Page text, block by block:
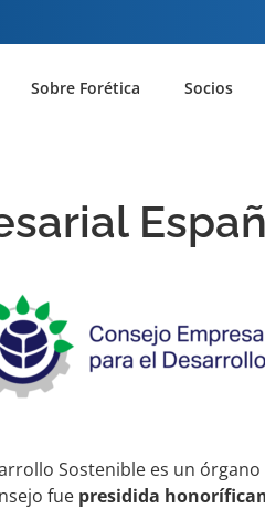
Sobre Forética Socios
Sostenible es un
fue presidida